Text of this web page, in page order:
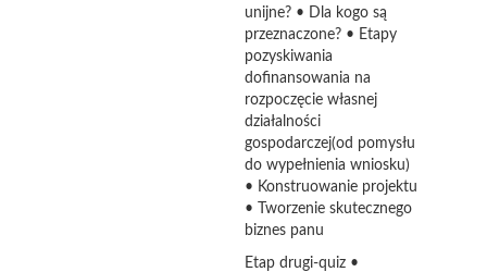
unijne? • Dla kogo są
przeznaczone? • Etapy
pozyskiwania
dofinansowania na
rozpoczęcie własnej
działalności
gospodarczej(od pomysłu
do wypełnienia wniosku)
• Konstruowanie projektu
• Tworzenie skutecznego
biznes panu
Etap drugi-quiz •